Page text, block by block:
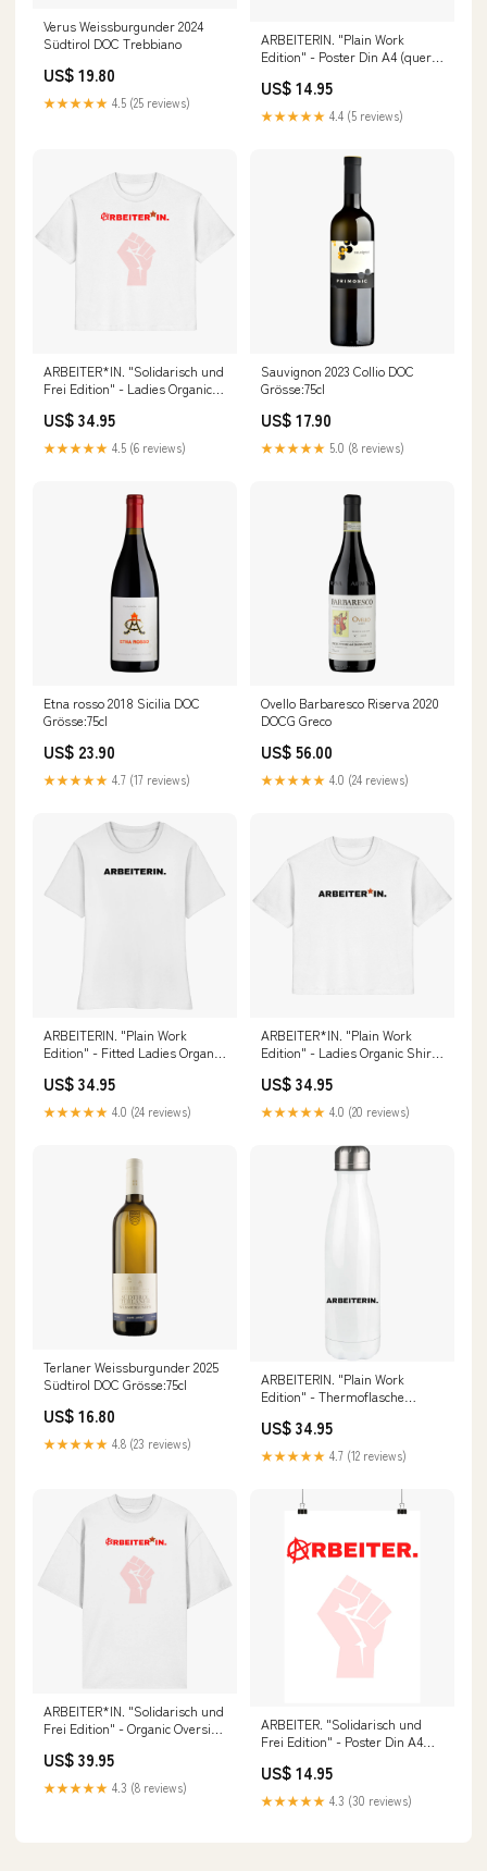
Verus Weissburgunder 2024
Südtirol DOC Trebbiano
US$ 19.80
★★★★★ 4.5 (25 reviews)
ARBEITERIN. "Plain Work
Edition" - Poster Din A4 (quer)
US$ 14.95
★★★★★ 4.4 (5 reviews)
ARBEITER*IN. "Solidarisch und
Frei Edition" - Ladies Organic
US$ 34.95
★★★★★ 4.5 (6 reviews)
Sauvignon 2023 Collio DOC
Grösse:75cl
US$ 17.90
★★★★★ 5.0 (8 reviews)
Etna rosso 2018 Sicilia DOC
Grösse:75cl
US$ 23.90
★★★★★ 4.7 (17 reviews)
Ovello Barbaresco Riserva 2020
DOCG Greco
US$ 56.00
★★★★★ 4.0 (24 reviews)
ARBEITERIN. "Plain Work
Edition" - Fitted Ladies Organic
Krieg
US$ 34.95
★★★★★ 4.0 (24 reviews)
ARBEITER*IN. "Plain Work
Edition" - Ladies Organic Shirt
farben
US$ 34.95
★★★★★ 4.0 (20 reviews)
Terlaner Weissburgunder 2025
Südtirol DOC Grösse:75cl
US$ 16.80
★★★★★ 4.8 (23 reviews)
ARBEITERIN. "Plain Work
Edition" - Thermoflasche
US$ 34.95
★★★★★ 4.7 (12 reviews)
ARBEITER*IN. "Solidarisch und
Frei Edition" - Organic Oversize
direkt-hilfsbereit-
selbstbewusst
US$ 39.95
★★★★★ 4.3 (8 reviews)
ARBEITER. "Solidarisch und
Frei Edition" - Poster Din A4
regenbogenkreis
US$ 14.95
★★★★★ 4.3 (30 reviews)